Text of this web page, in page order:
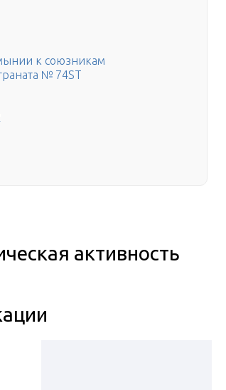
к союзникам
№ 74ST
активность